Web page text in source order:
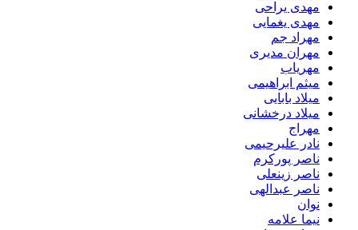
مهدی یراحی
مهدی یغمایی
مهراد جم
مهران مدیری
مهریاب
میثم ابراهیمی
میلاد بابایی
میلاد درخشانی
مهراج
نادر علیرحیمی
ناصر پورکرم
ناصر زینعلی
ناصر عبدالهی
نوان
نیما علامه